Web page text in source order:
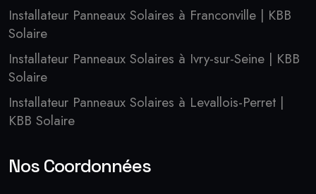
Installateur Panneaux Solaires à Franconville | KBB
Solaire
Installateur Panneaux Solaires à Ivry-sur-Seine | KBB
Solaire
Installateur Panneaux Solaires à Levallois-Perret |
KBB Solaire
Nos Coordonnées